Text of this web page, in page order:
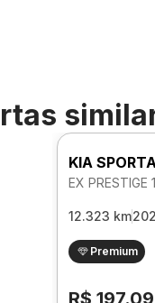
KIA
12.323 km
Premium
R$